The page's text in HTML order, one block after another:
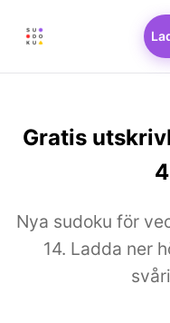
Gratis
Nya sudoku för
14. Ladda ner